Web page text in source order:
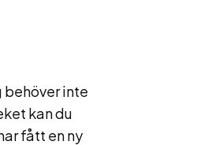
behöver inte
kan du
fått en ny